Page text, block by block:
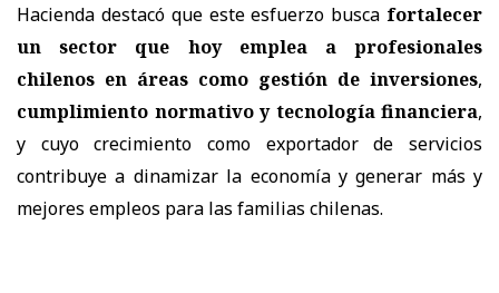
Hacienda destacó que este esfuerzo busca fortalecer
un sector que hoy emplea a profesionales
chilenos en áreas como gestión de inversiones,
cumplimiento normativo y tecnología financiera,
y cuyo crecimiento como exportador de servicios
contribuye a dinamizar la economía y generar más y
mejores empleos para las familias chilenas.